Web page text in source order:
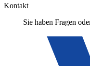
Kontakt
Sie haben Fragen